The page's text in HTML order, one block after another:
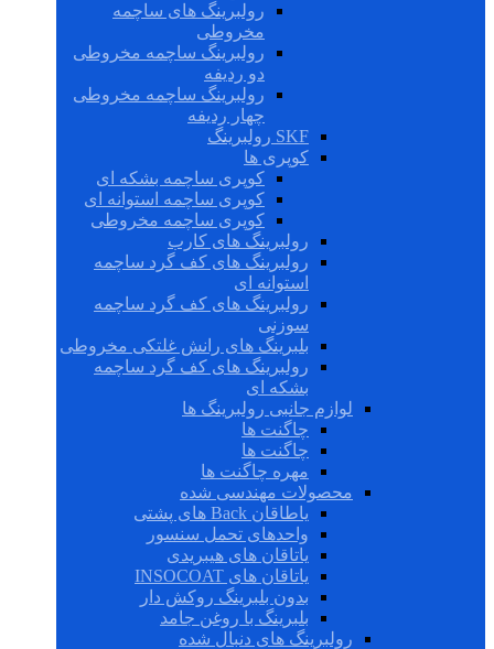
رولبرینگ های ساچمه
مخروطی
رولبرینگ ساچمه مخروطی
دو ردیفه
رولبرینگ ساچمه مخروطی
چهار ردیفه
SKF رولبرینگ
کوپری ها
کوپری ساچمه بشکه ای
کوپری ساچمه استوانه ای
کوپری ساچمه مخروطی
رولبرینگ های کارب
رولبرینگ های کف گرد ساچمه
استوانه ای
رولبرینگ های کف گرد ساچمه
سوزنی
بلبرینگ های رانش غلتکی مخروطی
رولبرینگ های کف گرد ساچمه
بشکه ای
لوازم جانبی رولبرینگ ها
چاگنت ها
چاگنت ها
مهره چاگنت ها
محصولات مهندسی شده
یاطاقان Back های پشتی
واحدهای تحمل سنسور
یاتاقان های هیبریدی
یاتاقان های INSOCOAT
بدون بلبرینگ روکش دار
بلبرینگ با روغن جامد
رولبرینگ های دنبال شده